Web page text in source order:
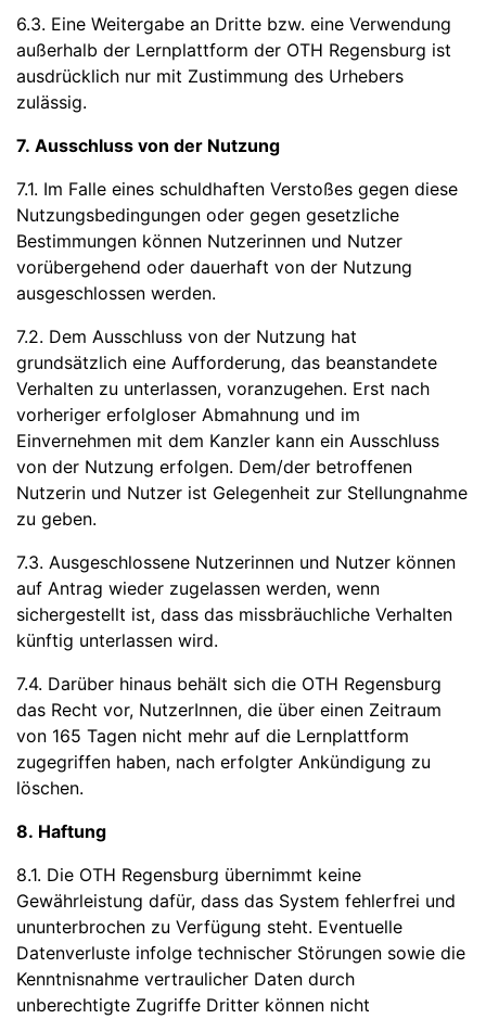
6.3. Eine Weitergabe an Dritte bzw. eine Verwendung
außerhalb der Lernplattform der OTH Regensburg ist
ausdrücklich nur mit Zustimmung des Urhebers
zulässig.
7. Ausschluss von der Nutzung
7.1. Im Falle eines schuldhaften Verstoßes gegen diese
Nutzungsbedingungen oder gegen gesetzliche
Bestimmungen können Nutzerinnen und Nutzer
vorübergehend oder dauerhaft von der Nutzung
ausgeschlossen werden.
7.2. Dem Ausschluss von der Nutzung hat
grundsätzlich eine Aufforderung, das beanstandete
Verhalten zu unterlassen, voranzugehen. Erst nach
vorheriger erfolgloser Abmahnung und im
Einvernehmen mit dem Kanzler kann ein Ausschluss
von der Nutzung erfolgen. Dem/der betroffenen
Nutzerin und Nutzer ist Gelegenheit zur Stellungnahme
zu geben.
7.3. Ausgeschlossene Nutzerinnen und Nutzer können
auf Antrag wieder zugelassen werden, wenn
sichergestellt ist, dass das missbräuchliche Verhalten
künftig unterlassen wird.
7.4. Darüber hinaus behält sich die OTH Regensburg
das Recht vor, NutzerInnen, die über einen Zeitraum
von 165 Tagen nicht mehr auf die Lernplattform
zugegriffen haben, nach erfolgter Ankündigung zu
löschen.
8. Haftung
8.1. Die OTH Regensburg übernimmt keine
Gewährleistung dafür, dass das System fehlerfrei und
ununterbrochen zu Verfügung steht. Eventuelle
Datenverluste infolge technischer Störungen sowie die
Kenntnisnahme vertraulicher Daten durch
unberechtigte Zugriffe Dritter können nicht